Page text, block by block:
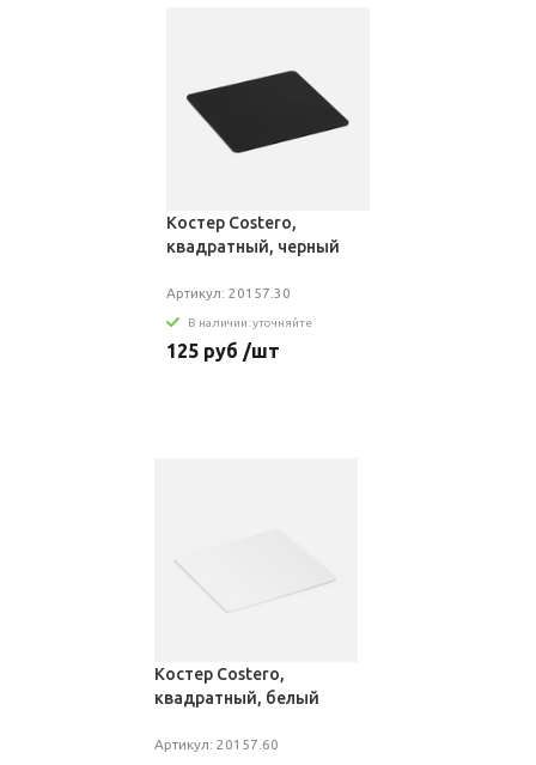
Костер Costero,
квадратный, черный
Артикул: 20157.30
В наличии: уточняйте
125 руб /шт
Костер Costero,
квадратный, белый
Артикул: 20157.60